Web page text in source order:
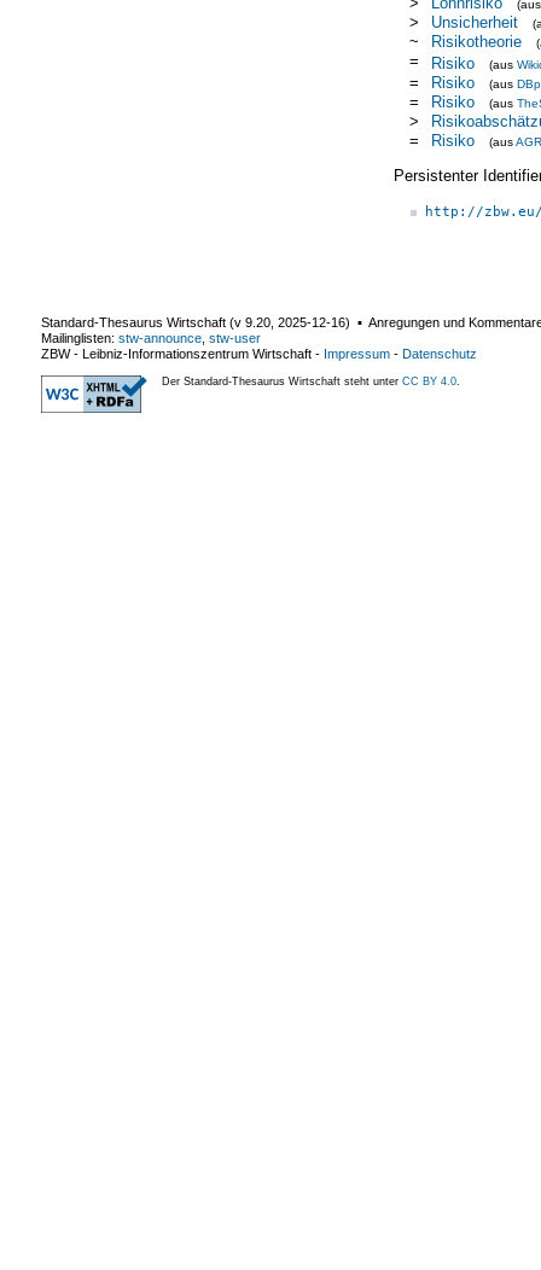
> Unsicherheit
~ Risikotheorie
= Risiko (aus
= Risiko (aus
= Risiko (aus
>
=
Risiko (aus
Persistenter
http://
Standard-Thesaurus Wirtschaft (v 9.20 2025-12-16) ▪ Anregungen und
Mailinglisten: stw-announce stw-user
ZBW - Leibniz-Informationszentrum Wirtschaft - Impressum - Datenschutz
Der Standard-Thesaurus Wirtschaft steht unter CC BY 4.0